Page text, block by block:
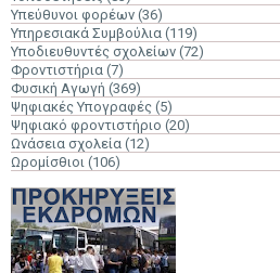
Υπεύθυνοι φορέων (36)
Υπηρεσιακά Συμβούλια (119)
Υποδιευθυντές σχολείων (72)
Φροντιστήρια (7)
Φυσική Αγωγή (369)
Ψηφιακές Υπογραφές (5)
Ψηφιακό φροντιστήριο (20)
Ωνάσεια σχολεία (12)
Ωρομίσθιοι (106)